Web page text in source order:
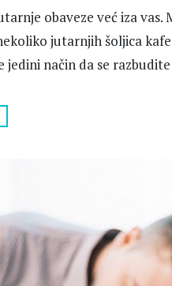
obaveze već iza vas.
jutarnjih šoljica
jedini način da se